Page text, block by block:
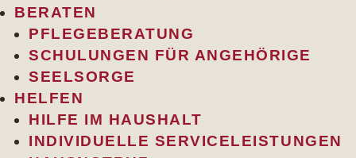
BERATEN
PFLEGEBERATUNG
SCHULUNGEN FÜR ANGEHÖRIGE
SEELSORGE
HELFEN
HILFE IM HAUSHALT
INDIVIDUELLE SERVICELEISTUNGEN